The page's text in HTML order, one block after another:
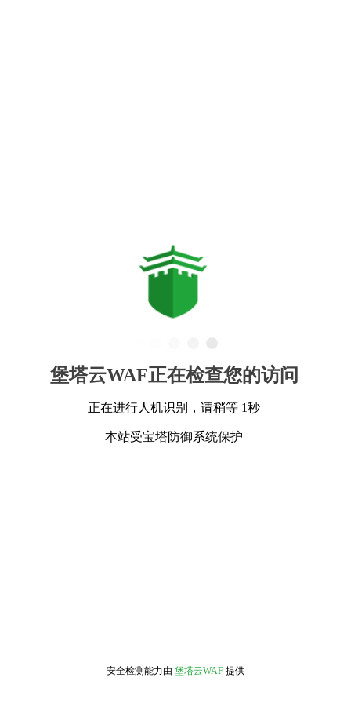
堡塔云WAF正在检查您的访问
正在进行人机识别，请稍等 1秒
本站受宝塔防御系统保护
安全检测能力由 堡塔云WAF 提供